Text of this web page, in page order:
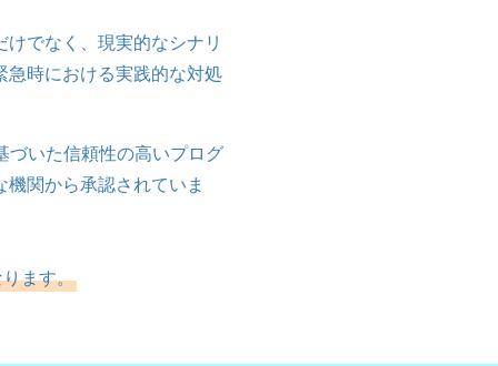
でなく、現実的なシナリ
時における実践的な対処
づいた信頼性の高いプログ
関から承認されていま
ます。